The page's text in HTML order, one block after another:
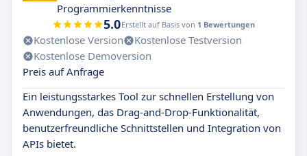
Programmierkenntnisse
5.0Erstellt auf Basis von 1 Bewertungen
Kostenlose Version
Kostenlose Testversion
Kostenlose Demoversion
Preis auf Anfrage
Ein leistungsstarkes Tool zur schnellen Erstellung von
Anwendungen, das Drag-and-Drop-Funktionalität,
benutzerfreundliche Schnittstellen und Integration von
APIs bietet.